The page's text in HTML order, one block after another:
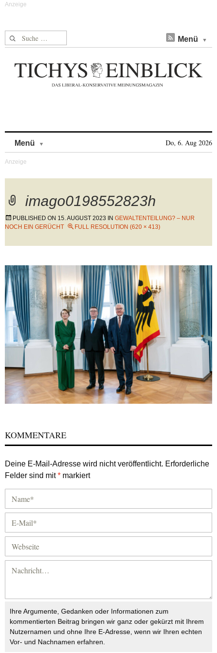
Suche nach: Menü
Menü Do, 6. Aug 2026
imago0198552823h
PUBLISHED ON 15. AUGUST 2023 IN GEWALTENTEILUNG? – NUR
NOCH EIN GERÜCHT
FULL RESOLUTION (620 × 413)
KOMMENTARE
Deine E-Mail-Adresse wird nicht veröffentlicht. Erforderliche
Felder sind mit* markiert
Ihre Argumente, Gedanken oder Informationen zum
kommentierten Beitrag bringen wir ganz oder gekürzt mit Ihrem
Nutzernamen und ohne Ihre E-Adresse, wenn wir Ihren echten
Vor- und Nachnamen erfahren.